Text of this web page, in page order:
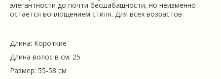
элегантности до почти бесшабашности, но неизменно
остаётся воплощением стиля. Для всех возрастов
Длина: Короткие
Длина волос в см: 25
Размер: 55-58 см